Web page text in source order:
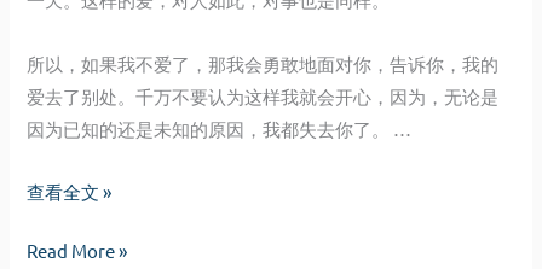
所以，如果我不爱了，那我会勇敢地面对你，告诉你，我的
爱去了别处。千万不要认为这样我就会开心，因为，无论是
因为已知的还是未知的原因，我都失去你了。 …
再
查看全文 »
再
Read More »